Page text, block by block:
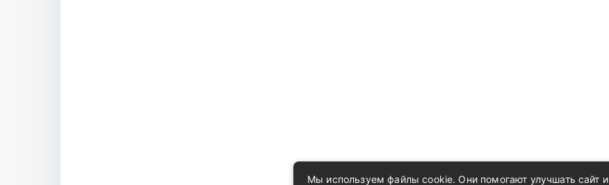
Мы используем файлы cookie. Они помогают улучшать сайт и